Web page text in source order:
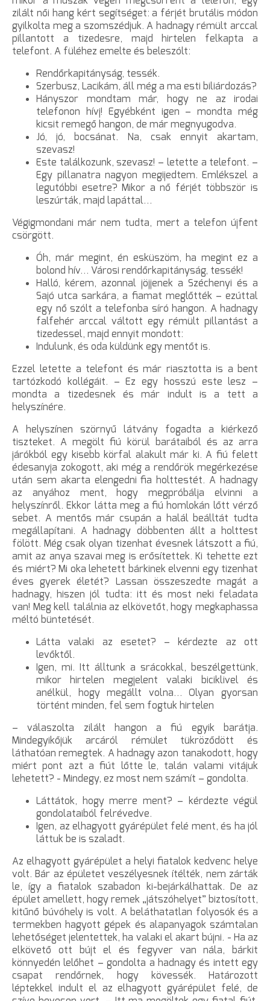
zilált női hang kért segítséget: a férjét brutális módon
gyilkolta meg a szomszédjuk. A hadnagy rémült arccal
pillantott a tizedesre, majd hirtelen felkapta a
telefont. A füléhez emelte és beleszólt:
Rendőrkapitányság, tessék.
Szerbusz, Lacikám, áll még a ma esti biliárdozás?
Hányszor mondtam már, hogy ne az irodai
telefonon hívj! Egyébként igen – mondta még
kicsit remegő hangon, de már megnyugodva.
Jó, jó, bocsánat. Na, csak ennyit akartam,
szevasz!
Este találkozunk, szevasz! – letette a telefont. –
Egy pillanatra nagyon megijedtem. Emlékszel a
legutóbbi esetre? Mikor a nő férjét többször is
leszúrták, majd lapáttal…
Végigmondani már nem tudta, mert a telefon újfent
csörgött.
Óh, már megint, én esküszöm, ha megint ez a
bolond hív… Városi rendőrkapitányság, tessék!
Halló, kérem, azonnal jöjjenek a Széchenyi és a
Sajó utca sarkára, a fiamat meglőtték – ezúttal
egy nő szólt a telefonba síró hangon. A hadnagy
falfehér arccal váltott egy rémült pillantást a
tizedessel, majd ennyit mondott:
Indulunk, és oda küldünk egy mentőt is.
Ezzel letette a telefont és már riasztotta is a bent
tartózkodó kollégáit. – Ez egy hosszú este lesz –
mondta a tizedesnek és már indult is a tett a
helyszínére.
A helyszínen szörnyű látvány fogadta a kiérkező
tiszteket. A megölt fiú körül barátaiból és az arra
járókból egy kisebb körfal alakult már ki. A fiú felett
édesanyja zokogott, aki még a rendőrök megérkezése
után sem akarta elengedni fia holttestét. A hadnagy
az anyához ment, hogy megpróbálja elvinni a
helyszínről. Ekkor látta meg a fiú homlokán lőtt vérző
sebet. A mentős már csupán a halál beálltát tudta
megállapítani. A hadnagy döbbenten állt a holttest
fölött. Még csak olyan tizenhat évesnek látszott a fiú,
amit az anya szavai meg is erősítettek. Ki tehette ezt
és miért? Mi oka lehetett bárkinek elvenni egy tizenhat
éves gyerek életét? Lassan összeszedte magát a
hadnagy, hiszen jól tudta: itt és most neki feladata
van! Meg kell találnia az elkövetőt, hogy megkaphassa
méltó büntetését.
Látta valaki az esetet? – kérdezte az ott
levőktől.
Igen, mi. Itt álltunk a srácokkal, beszélgettünk,
mikor hirtelen megjelent valaki biciklivel és
anélkül, hogy megállt volna… Olyan gyorsan
történt minden, fel sem fogtuk hirtelen
– válaszolta zilált hangon a fiú egyik barátja.
Mindegyikőjük arcáról rémület tükröződött és
láthatóan remegtek. A hadnagy azon tanakodott, hogy
miért pont azt a fiút lőtte le, talán valami vitájuk
lehetett? - Mindegy, ez most nem számít – gondolta.
Láttátok, hogy merre ment? – kérdezte végül
gondolataiból felrévedve.
Igen, az elhagyott gyárépület felé ment, és ha jól
láttuk be is szaladt.
Az elhagyott gyárépület a helyi fiatalok kedvenc helye
volt. Bár az épületet veszélyesnek ítélték, nem zárták
le, így a fiatalok szabadon ki-bejárkálhattak. De az
épület amellett, hogy remek „játszóhelyet” biztosított,
kitűnő búvóhely is volt. A beláthatatlan folyosók és a
termekben hagyott gépek és alapanyagok számtalan
lehetőséget jelentettek, ha valaki el akart bújni. - Ha az
elkövető ott bújt el és fegyver van nála, bárkit
könnyedén lelőhet – gondolta a hadnagy és intett egy
csapat rendőrnek, hogy kövessék. Határozott
léptekkel indult el az elhagyott gyárépület felé, de